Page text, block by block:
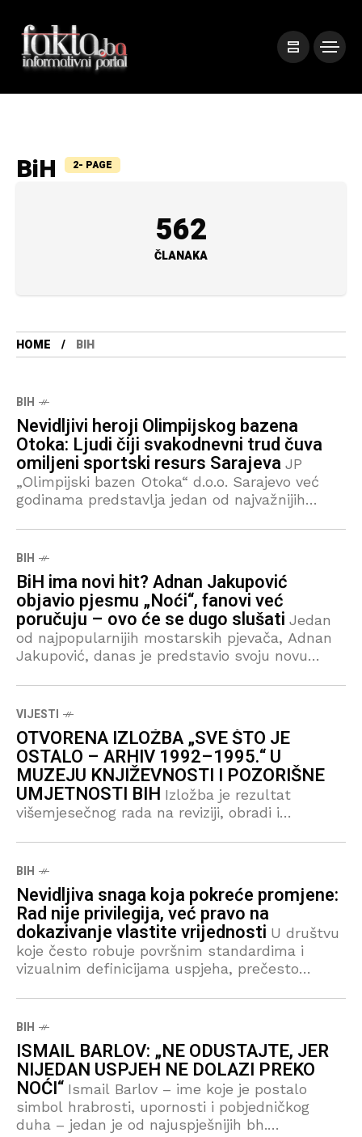
BiH 2- PAGE
562
ČLANAKA
HOME BIH
BIH
Nevidljivi heroji Olimpijskog bazena
Otoka: Ljudi čiji svakodnevni trud čuva
omiljeni sportski resurs Sarajeva JP
„Olimpijski bazen Otoka“ d.o.o. Sarajevo već
godinama predstavlja jedan od najvažnijih
glavnog grada Bosne i Hercegovine. Iza čistog,
sigurnog i funkcionalnog objekta koji
svakodnevno koriste
BIH
BiH ima novi hit? Adnan Jakupović
objavio pjesmu „Noći“, fanovi već
poručuju – ovo će se dugo slušati Jedan
od najpopularnijih mostarskih pjevača, Adnan
Jakupović, danas je predstavio svoju novu
slušanja prognoziraju da bi mogla postati jedan
od najvećih domaćih
VIJESTI
OTVORENA IZLOŽBA „SVE ŠTO JE
OSTALO – ARHIV 1992–1995.“ U
MUZEJU KNJIŽEVNOSTI I POZORIŠNE
UMJETNOSTI BIH Izložba je rezultat
višemjesečnog rada na reviziji, obradi i
Autorica je istraživala sačuvanu arhivsku građu
Muzeja koja se odnosi na rad ovog značajnog
sarajevskog teatra tokom ratnog perioda, od
1992. do 1995. godine
BIH
Nevidljiva snaga koja pokreće promjene:
Rad nije privilegija, već pravo na
dokazivanje vlastite vrijednosti U društvu
koje često robuje površnim standardima i
vizualnim definicijama uspjeha, prečesto
Snaga ne leži u savršenim okolnostima, niti u
odsustvu životnih izazova. Ona se
BIH
ISMAIL BARLOV: „NE ODUSTAJTE, JER
NIJEDAN USPJEH NE DOLAZI PREKO
NOĆI“ Ismail Barlov – ime koje je postalo
simbol hrabrosti, upornosti i pobjedničkog
duha – jedan je od najuspješnijih bh.